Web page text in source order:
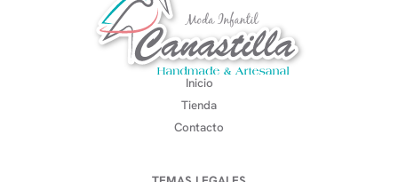
Inicio
Tienda
Contacto